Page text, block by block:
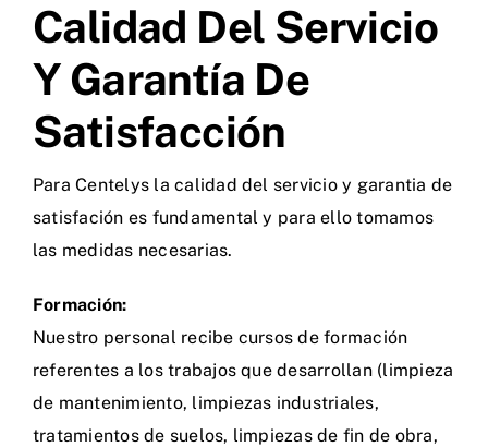
Calidad Del Servicio
Y Garantía De
Satisfacción
Para Centelys la calidad del servicio y garantia de
satisfación es fundamental y para ello tomamos
las medidas necesarias.
Formación:
Nuestro personal recibe cursos de formación
referentes a los trabajos que desarrollan (limpieza
de mantenimiento, limpiezas industriales,
tratamientos de suelos, limpiezas de fin de obra,